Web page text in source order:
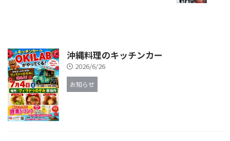
沖縄料理のキッチンカー
2026/6/26
お知らせ